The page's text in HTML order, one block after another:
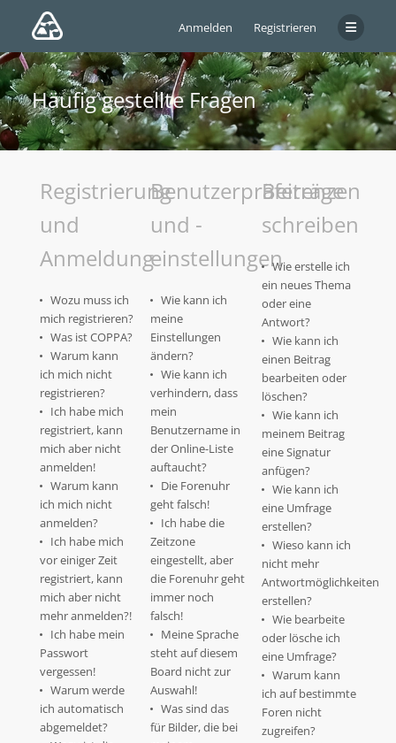
Anmelden Registrieren
Häufig gestellte Fragen
Registrierung
und
Anmeldung
Wozu muss ich
mich registrieren?
Was ist COPPA?
Warum kann
ich mich nicht
registrieren?
Ich habe mich
registriert, kann
mich aber nicht
anmelden!
Warum kann
ich mich nicht
anmelden?
Ich habe mich
vor einiger Zeit
registriert, kann
mich aber nicht
mehr anmelden?!
Ich habe mein
Passwort
vergessen!
Warum werde
ich automatisch
abgemeldet?
Benutzerpräferenzen
und -
einstellungen
Wie kann ich
meine
Einstellungen
ändern?
Wie kann ich
verhindern, dass
mein
Benutzername in
der Online-Liste
auftaucht?
Die Forenuhr
geht falsch!
Ich habe die
Zeitzone
eingestellt, aber
die Forenuhr geht
immer noch
falsch!
Meine Sprache
steht auf diesem
Board nicht zur
Auswahl!
Was sind das
für Bilder, die bei
Beiträge
schreiben
Wie erstelle ich
ein neues Thema
oder eine
Antwort?
Wie kann ich
einen Beitrag
bearbeiten oder
löschen?
Wie kann ich
meinem Beitrag
eine Signatur
anfügen?
Wie kann ich
eine Umfrage
erstellen?
Wieso kann ich
nicht mehr
Antwortmöglichkeiten
erstellen?
Wie bearbeite
oder lösche ich
eine Umfrage?
Warum kann
ich auf bestimmte
Foren nicht
zugreifen?